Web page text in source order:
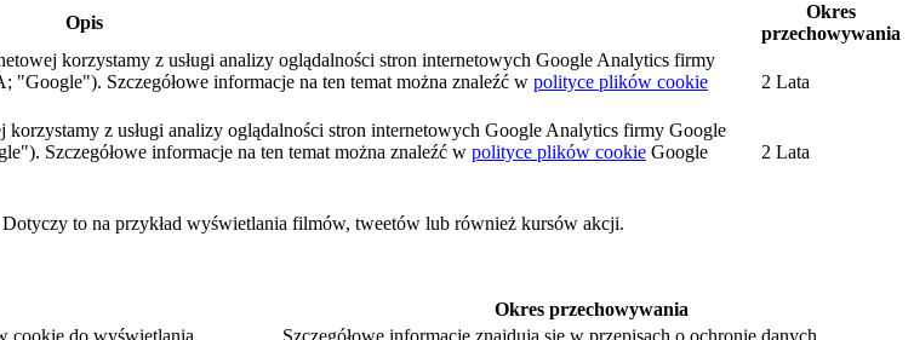
Opis
Okres
przechowywania
korzystamy z usługi analizy oglądalności stron internetowych Google Analytics firmy
Szczegółowe informacje na ten temat można znaleźć w polityce plików cookie
2 Lata
z usługi analizy oglądalności stron internetowych Google Analytics firmy Google
Szczegółowe informacje na ten temat można znaleźć w polityce plików cookie Google
2 Lata
to na przykład wyświetlania filmów, tweetów lub również kursów akcji.
Okres przechowywania
cookie do wyświetlania.
Szczegółowe informacje znajdują się w przepisach o ochronie danych